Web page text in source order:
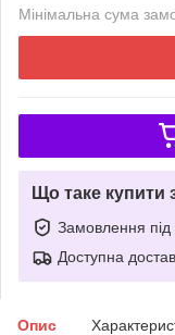
Мінімальна сума
Що таке купити
Замовлення під
Доступна
Опис